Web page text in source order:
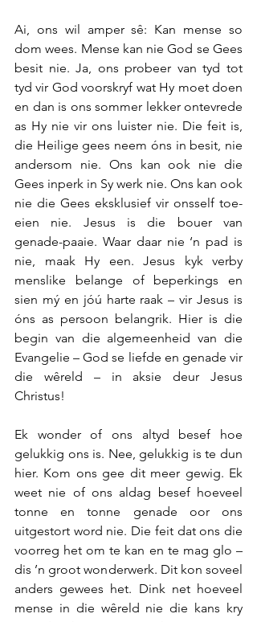
Ai, ons wil amper sê: Kan mense so
dom wees. Mense kan nie God se Gees
besit nie. Ja, ons probeer van tyd tot
tyd vir God voorskryf wat Hy moet doen
en dan is ons sommer lekker ontevrede
as Hy nie vir ons luister nie. Die feit is,
die Heilige gees neem óns in besit, nie
andersom nie. Ons kan ook nie die
Gees inperk in Sy werk nie. Ons kan ook
nie die Gees eksklusief vir onsself toe-
eien nie. Jesus is die bouer van
genade-paaie. Waar daar nie ‘n pad is
nie, maak Hy een. Jesus kyk verby
menslike belange of beperkings en
sien mý en jóú harte raak – vir Jesus is
óns as persoon belangrik. Hier is die
begin van die algemeenheid van die
Evangelie – God se liefde en genade vir
die wêreld – in aksie deur Jesus
Christus!
Ek wonder of ons altyd besef hoe
gelukkig ons is. Nee, gelukkig is te dun
hier. Kom ons gee dit meer gewig. Ek
weet nie of ons aldag besef hoeveel
tonne en tonne genade oor ons
uitgestort word nie. Die feit dat ons die
voorreg het om te kan en te mag glo –
dis ’n groot wonderwerk. Dit kon soveel
anders gewees het. Dink net hoeveel
mense in die wêreld nie die kans kry